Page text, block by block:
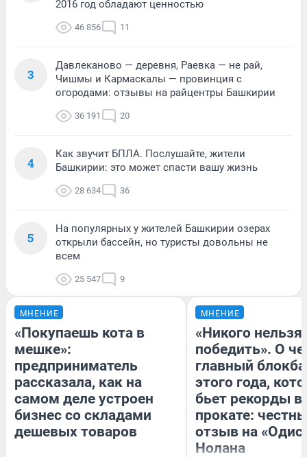
2016 год обладают ценностью
46 856 11
3
Давлеканово — деревня, Раевка — не рай,
Чишмы и Кармаскалы — провинция с
огородами: отзывы на райцентры Башкирии
36 191 20
4
Как звучит БПЛА. Послушайте, жители
Башкирии: это может спасти вашу жизнь
28 634 36
5
На популярных у жителей Башкирии озерах
открыли бассейн, но туристы довольны не
всем
25 547 9
МНЕНИЕ
«Покупаешь кота в
мешке»:
предприниматель
рассказала, как на
самом деле устроен
бизнес со складами
дешевых товаров
МНЕНИЕ
«Никого нельзя
победить». О
главный
этого года,
бьет рекорды в
прокате:
отзыв на
Нолана